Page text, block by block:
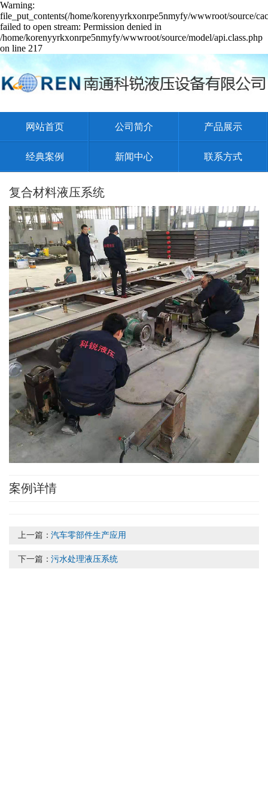
Warning:
file_put_contents(/home/korenyyrkxonrpe5nmyfy/wwwroot/source/
failed to open stream: Permission denied in
/home/korenyyrkxonrpe5nmyfy/wwwroot/source/model/api.class.php
on line 217
网站首页 公司简介 产品展示
经典案例 新闻中心 联系方式
复合材料液压系统
案例详情
上一篇：汽车零部件生产应用
下一篇：污水处理液压系统